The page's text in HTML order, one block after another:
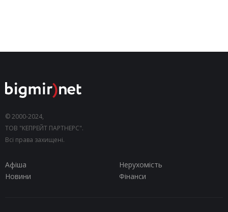
© 2000-2024,
ТОВ "КЕПРЕЙТ ПАРТНЕРС".
Всі права захищені.
Афіша
Нерухомість
Новини
Фінанси